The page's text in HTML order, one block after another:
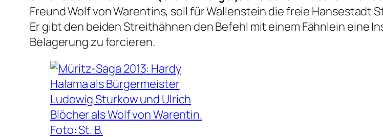
Freund Wolf von Warentins, soll für Wallenstein die freie Hansestadt
Er gibt den beiden Streithähnen den Befehl mit einem Fähnlein eine
Belagerung zu forcieren.